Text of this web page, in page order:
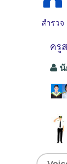
สำรวจ
ครู
นั